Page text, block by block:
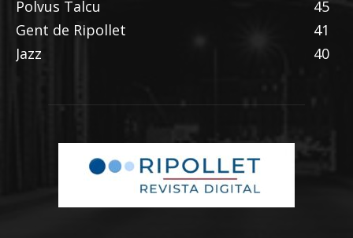
Polvus Talcu
45
Gent de Ripollet
41
Jazz
40